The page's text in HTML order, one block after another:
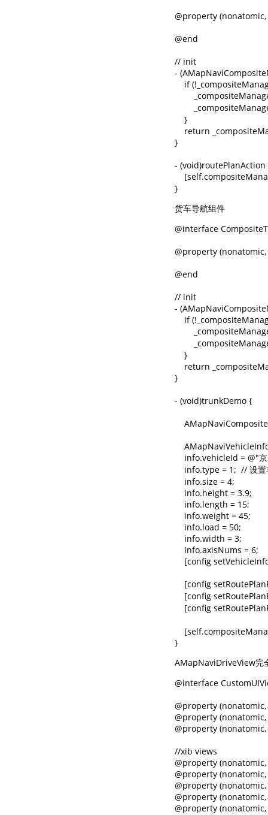
@property
@end
// init
-
if
    }
return
}
- (void)routePlanAction
}
货车导航组件
@interface
@property
@end
// init
-
if
    }
return
}
- (void)trunkDemo {
info.vehicleId = @"
info.type = 1;  //
    info.size = 4;
    info.height = 3.9;
    info.length = 15;
    info.weight = 45;
    info.load = 50;
    info.width = 3;
    info.axisNums = 6;
[config
[config
[config
[config
}
AMapNaviDriveView完
@interface CustomUIViewController () <AMapNaviDriveManagerDelegate, AMapNaviDriveDataRepresentable, AMapNaviDriveViewDelegate>

@property (nonatomic, strong) AMapNaviPoint *startPoint;
@property (nonatomic, strong) AMapNaviPoint *endPoint;
@property (nonatomic, strong) AMapNaviDriveView *driveView;

//xib views
@property (nonatomic, weak) IBOutlet UIView *topInfoBgView;
@property (nonatomic, weak) IBOutlet UIImageView *topTurnImageView;
@property (nonatomic, weak) IBOutlet UILabel *topRemainLabel;
@property (nonatomic, weak) IBOutlet UILabel *topRoadLabel;
@property (nonatomic, weak) IBOutlet UIImageView *crossImageView;

@property (nonatomic, weak) IBOutlet UIView *routeRemianInfoView;
@property (nonatomic, weak) IBOutlet UILabel *routeRemainInfoLabel;
@property (nonatomic, weak) IBOutlet UIButton *rightBrowserBtn;
@property (nonatomic, weak) IBOutlet UIView *startEndPointInfoView;
@property (nonatomic, weak) IBOutlet AMapNaviTrafficBarView *trafficBarView;
@property (nonatomic, weak) IBOutlet UIButton *rightTrafficBtn;

@property (nonatomic, weak) IBOutlet NSLayoutConstraint *topInfoViewTopSpace;
@property (nonatomic, weak) IBOutlet NSLayoutConstraint *bottomInfoLabelBottomSpace;
@property (nonatomic, weak) IBOutlet NSLayoutConstraint *topInfoViewLeftSpace;
@property (nonatomic, weak) IBOutlet NSLayoutConstraint *crossImageViewHeight;


@end

@implementation CustomUIViewController

#pragma mark - LifeCycle

- (void)viewDidLoad {
    
    [super viewDidLoad];
    
    self.view.backgroundColor = [UIColor whiteColor];